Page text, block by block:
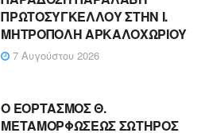
ΠΡΩΤΟΣΥΓΚΕΛΛΟΥ ΣΤΗΝ Ι.
ΜΗΤΡΟΠΟΛΗ ΑΡΚΑΛΟΧΩΡΙΟΥ
7 Αυγούστου 2026
Ο ΕΟΡΤΑΣΜΟΣ Θ.
ΜΕΤΑΜΟΡΦΩΣΕΩΣ ΣΩΤΗΡΟΣ